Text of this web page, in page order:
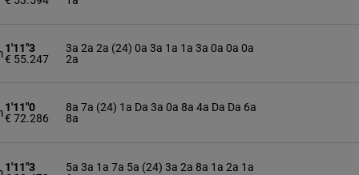
1'11"3
€ 55.247
3a 2a 2a (24) 0a 3a 1a 1a 3a 0a 0a 0a
2a
1'11"0
€ 72.286
8a 7a (24) 1a Da 3a 0a 8a 4a Da Da 6a
8a
1'11"3
5a 3a 1a 7a 5a (24) 3a 2a 8a 1a 2a 1a